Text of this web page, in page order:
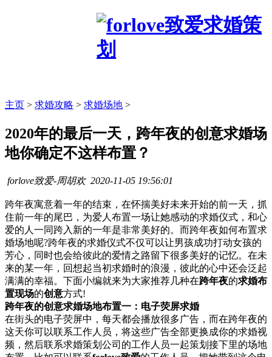
主页 > 求婚攻略 > 求婚场地 >
2020年的最后一天，跨年夜的创意求婚场
地你确定不这样布置？
forlove致爱-周胡欢 2020-11-05 19:56:01
跨年夜寓意着一年的结束，在怀揣美好未来开始的前一天，抓
住前一年的尾巴，为爱人布置一场让她感动的求婚仪式，和心
爱的人一同跨入新的一年是非常美好的。而跨年夜如何布置求
婚场地呢?跨年夜的求婚仪式不仅可以让男孩成功打动女孩的
芳心，同时也会给彼此的爱情之路留下很多美好的记忆。在未
来的某一年，回想起当初求婚时的浪漫，彼此的心中还会泛起
满满的幸福。下面小编就来为大家推荐几种在跨年夜的求婚布
置现场的创意方式!
跨年夜的创意求婚场地布置一：电子荧屏求婚
在街头的电子荧屏中，每天都会播放很多广告，而在跨年夜的
这天你可以联系工作人员，将这些广告全部更换成你的求婚视
频，然后联系求婚策划公司的工作人员一起策划接下里的场地